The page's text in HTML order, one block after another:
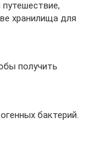
хранилища для
получить
бактерий.